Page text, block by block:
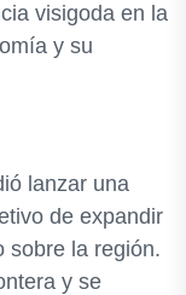
visigoda en la
y su
lanzar una
de expandir
sobre la región.
y se